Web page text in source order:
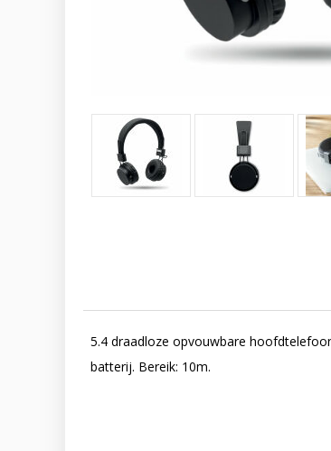
5.4 draadloze opvouwbare
batterij. Bereik: 10m.